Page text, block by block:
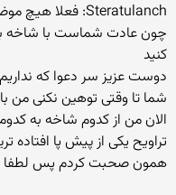
Steratulanch: فعلا هیچ موضوع جدیدی رومطرح نکن
چون عادت شماست با شاخه
کنید
دوست عزیز سر دعوا که
شما تا وقتی توهین نکنی من
الان من از کدوم شاخه به
تراویح یکی از پیش پا
همون صحبت کردم پس لطفا